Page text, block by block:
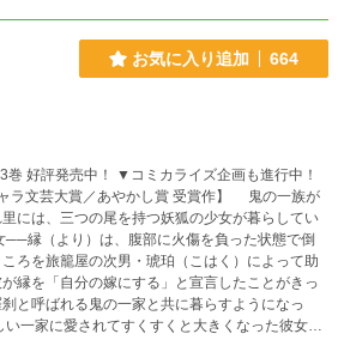
お気に入り追加 664
巻 好評発売中！ ▼コミカライズ企画も進行中！
文芸大賞／あやかし賞 受賞作】 鬼の一族が
には、三つの尾を持つ妖狐の少女が暮らしてい
ろを旅籠屋の次男・琥珀（こはく）によって助
縁を「自分の嫁にする」と宣言したことがきっ
と呼ばれる鬼の一家と共に暮らすようになっ